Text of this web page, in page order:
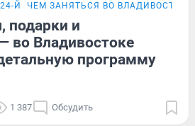
Й ЧЕМ ЗАНЯТЬСЯ ВО ВЛАДИВОСТОКЕ
подарки и
во Владивостоке
программу
1 387 Обсудить